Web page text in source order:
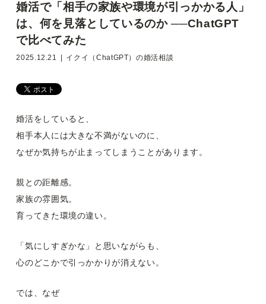
婚活で「相手の家族や環境が引っかかる人」
は、何を見落としているのか ──ChatGPT
で比べてみた
2025.12.21 イクイ（ChatGPT）の婚活相談
婚活をしていると、
相手本人には大きな不満がないのに、
なぜか気持ちが止まってしまうことがあります。
親との距離感。
家族の雰囲気。
育ってきた環境の違い。
「気にしすぎかな」と思いながらも、
心のどこかで引っかかりが消えない。
では、なぜ